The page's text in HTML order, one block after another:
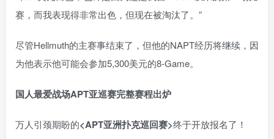
赛，而我表现得非常出色，但现在被淘汰了。”
尽管Hellmuth的主赛事结束了，但他的NAPT经历将继续，因
为他表示他可能会参加5,300美元的8-Game。
国人最爱战场APT亚巡赛完整赛程出炉
万人引颈期盼的<APT亚洲扑克巡回赛>终于开放报名了！